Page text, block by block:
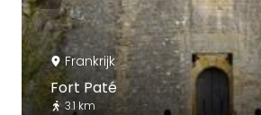
Frankrijk
Fort Paté
3.1 km